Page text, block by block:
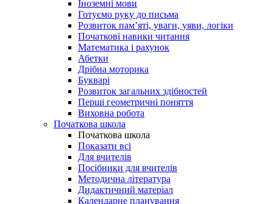
Іноземні мови
Готуємо руку до письма
Розвиток пам’яті, уваги, уяви, логіки
Початкові навики читання
Математика і рахунок
Абетки
Дрібна моторика
Букварі
Розвиток загальних здібностей
Перші геометричні поняття
Виховна робота
Початкова школа
Початкова школа
Показати всі
Для вчителів
Посібники для вчителів
Методична література
Дидактичний матеріал
Календарне планування